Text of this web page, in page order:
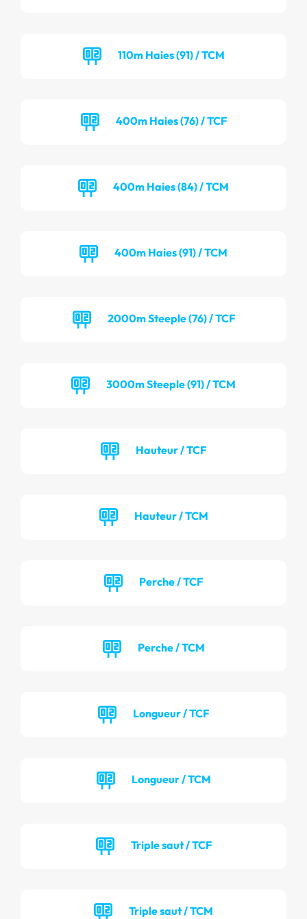
110m Haies (91) / TCM
400m Haies (76) / TCF
400m Haies (84) / TCM
400m Haies (91) / TCM
2000m Steeple (76) / TCF
3000m Steeple (91) / TCM
Hauteur / TCF
Hauteur / TCM
Perche / TCF
Perche / TCM
Longueur / TCF
Longueur / TCM
Triple saut / TCF
Triple saut / TCM